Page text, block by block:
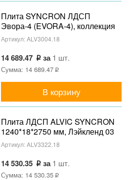
Плита SYNCRON ЛДСП
Эвора-4 (EVORA-4), коллекция
JADE, 1240*18*2750 мм
Артикул:ALV3004.18
14 689.47 за1 шт.
Сумма: 14 689.47
В корзину
Плита ЛДСП ALVIC SYNCRON
1240*18*2750 мм, Лэйкленд 03
Сиерра (Lakeland 03 Sierra),
двустороннее тиснение
Артикул:ALV3322.18
14 530.35 за1 шт.
Сумма: 14 530.35